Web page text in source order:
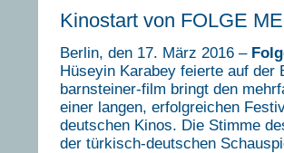
Kinostart von FOLGE
Berlin, den 17. März 2016 –
Hüseyin Karabey feierte auf der
barnsteiner-film bringt den
einer langen, erfolgreichen
deutschen Kinos. Die Stimme
der türkisch-deutschen